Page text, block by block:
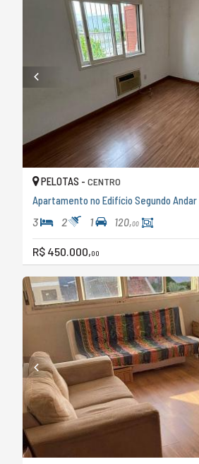
PELOTAS - CENTRO
Apartamento no Edifício Segundo Andar
3 2 1 120,00
R$ 450.000,00